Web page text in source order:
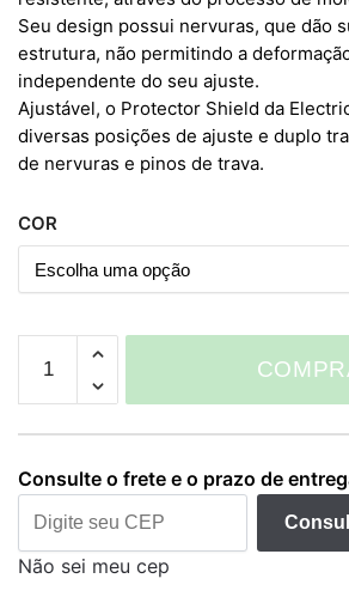
Seu design possui nervuras, que dão
estrutura, não permitindo a
independente do seu ajuste.
Ajustável, o Protector Shield da
diversas posições de ajuste e duplo
de nervuras e pinos de trava.
COR
Face
Shield
quantidade
Consulte o frete e o prazo de
Não sei meu cep